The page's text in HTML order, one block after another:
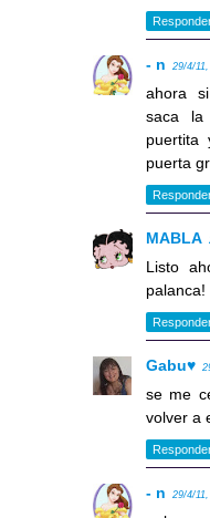
- n 29/4/
ahora
saca
puerta
MABLA
Listo
palanca!
Gabu♥
se me
volver a
- n 29/4/